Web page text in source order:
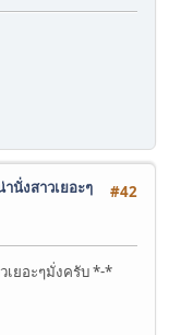
#42
นั่งสาวเยอะๆ
เยอะๆมั่งครับ *-*